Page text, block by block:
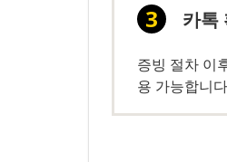
카톡
증빙 절차 이
용 가능합니